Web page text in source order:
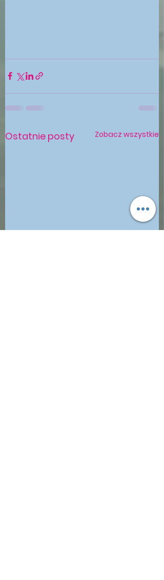
Ostatnie posty Zobacz wszystkie